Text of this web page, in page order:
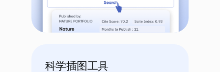
科学插图工具